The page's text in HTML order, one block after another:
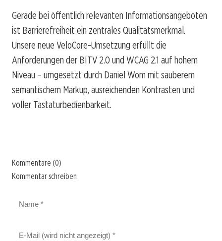
Gerade bei öffentlich relevanten Informationsangeboten
ist Barrierefreiheit ein zentrales Qualitätsmerkmal.
Unsere neue VeloCore-Umsetzung erfüllt die
Anforderungen der BITV 2.0 und WCAG 2.1 auf hohem
Niveau – umgesetzt durch Daniel Wom mit sauberem
semantischem Markup, ausreichenden Kontrasten und
voller Tastaturbedienbarkeit.
Kommentare (0)
Kommentar schreiben